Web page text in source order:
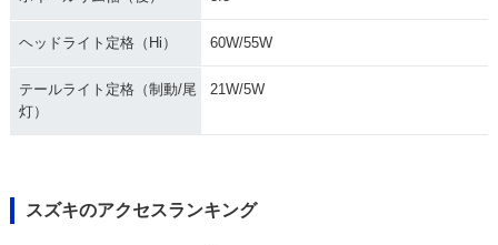
ヘッドライト定格（Hi） 60W/55W
テールライト定格（制動/尾
灯）
21W/5W
スズキのアクセスランキング